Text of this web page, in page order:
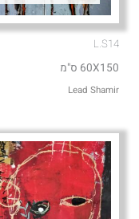
L.S14
60X150 ס"מ
Lead Shamir